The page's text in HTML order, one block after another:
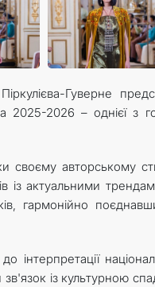
Гуверне
2026 – однієї з
своєму авторському
із актуальними
гармонійно
інтерпретації
із культурною